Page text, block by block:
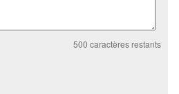
500 caractères restants